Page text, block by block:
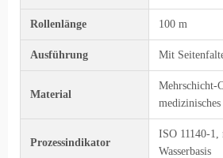
Rollenlänge 100 m
Ausführung Mit
Material
Mehrschicht-
Prozessindikator
ISO 11140-1,
Wasserbasis